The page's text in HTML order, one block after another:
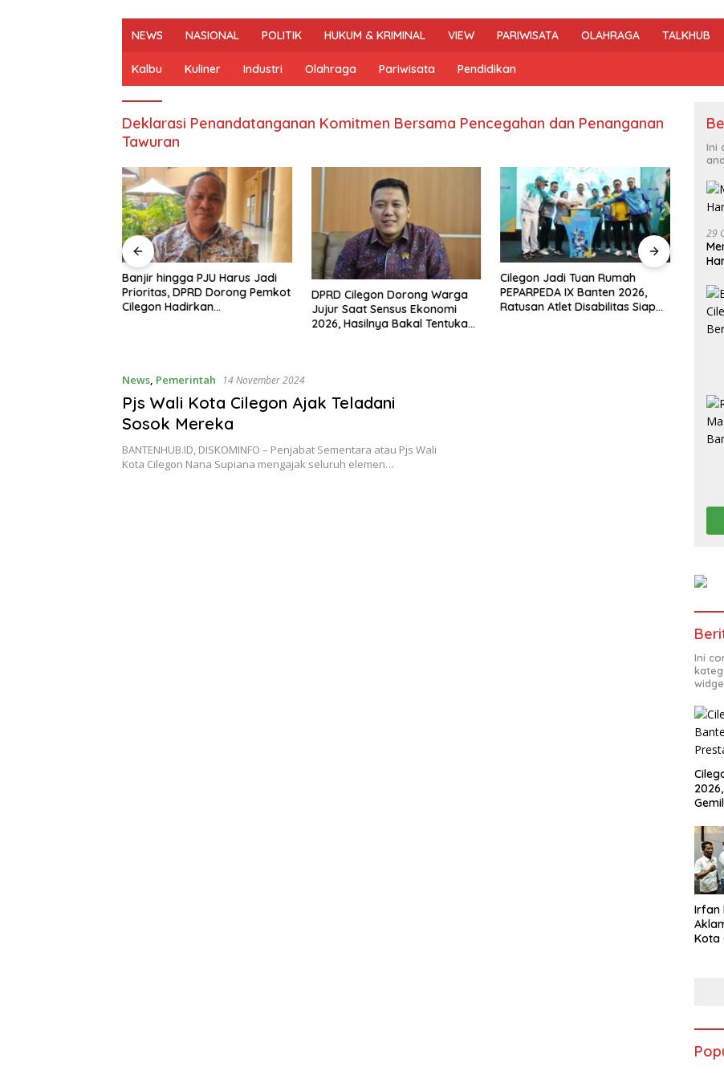
NEWS NASIONAL POLITIK HUKUM & KRIMINAL VIEW PARIWISATA OLAHRAGA TALKHUB
Kalbu Kuliner Industri Olahraga Pariwisata Pendidikan
Deklarasi Penandatanganan Komitmen Bersama Pencegahan dan Penanganan
Tawuran
Banjir hingga PJU Harus Jadi
Prioritas, DPRD Dorong Pemkot
Cilegon Hadirkan
DPRD Cilegon Dorong Warga
Jujur Saat Sensus Ekonomi
2026, Hasilnya Bakal Tentukan
Cilegon Jadi Tuan Rumah
PEPARPEDA IX Banten 2026,
Ratusan Atlet Disabilitas Siap
News, Pemerintah 14 November 2024
Pjs Wali Kota Cilegon Ajak Teladani
Sosok Mereka
BANTENHUB.ID, DISKOMINFO – Penjabat Sementara atau Pjs Wali
Kota Cilegon Nana Supiana mengajak seluruh elemen…
Ini
29
Ini
Irfan
Kota